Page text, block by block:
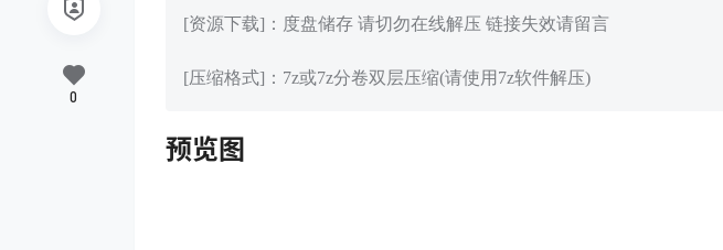
[资源下载]：度盘储存 请切勿在线解压 链接失效请留言
[压缩格式]：7z或7z分卷双层压缩(请使用7z软件解压)
预览图
0